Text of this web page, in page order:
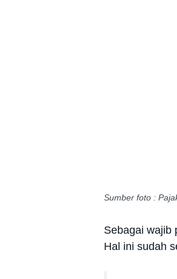
Sumber foto :
Sebagai wajib
Hal ini sudah